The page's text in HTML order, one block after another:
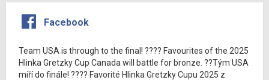
Facebook
Team USA is through to the final! ???? Favourites of the 2025
Hlinka Gretzky Cup Canada will battle for bronze. ??Tým USA
míří do finále! ???? Favorité Hlinka Gretzky Cupu 2025 z